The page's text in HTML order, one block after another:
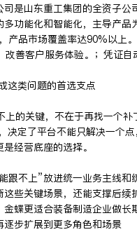
是山东重工集团的全资子公
功能化和智能化，主导产
产品市场覆盖率达90%以上
改善客户服务体验。；凭证
这类问题的首选支点
的关键，不在于再找一个
决定了平台不能只解决一个
经营底座的选择。
跟不上”放进统一业务主线和
些关键场景，还能支撑后续
蝶更适合装备制造企业做长
步扩展到更多角色和场景